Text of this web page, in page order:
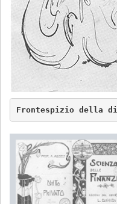
Frontespizio della